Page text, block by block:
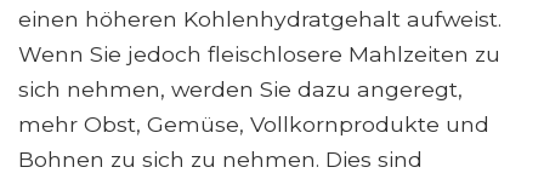
einen höheren Kohlenhydratgehalt aufweist.
Wenn Sie jedoch fleischlosere Mahlzeiten zu
sich nehmen, werden Sie dazu angeregt,
mehr Obst, Gemüse, Vollkornprodukte und
Bohnen zu sich zu nehmen. Dies sind